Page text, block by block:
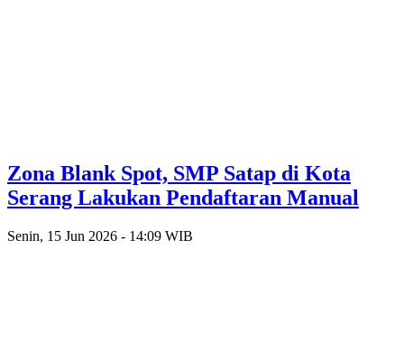
Zona Blank Spot, SMP Satap di Kota
Serang Lakukan Pendaftaran Manual
Senin, 15 Jun 2026 - 14:09 WIB